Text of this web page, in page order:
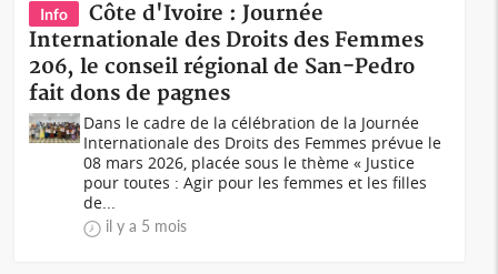
Info
Côte d'Ivoire : Journée
Internationale des Droits des Femmes
206, le conseil régional de San-Pedro
fait dons de pagnes
Dans le cadre de la célébration de la Journée
Internationale des Droits des Femmes prévue le
08 mars 2026, placée sous le thème « Justice
pour toutes : Agir pour les femmes et les filles
de...
il y a 5 mois